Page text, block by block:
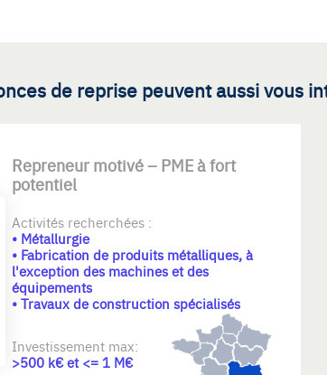
de reprise peuvent aussi vous
Repreneur motivé – PME à fort
potentiel
Activités recherchées :
• Métallurgie
• Fabrication de produits métalliques, à
l'exception des machines et des
équipements
• Travaux de construction spécialisés
Investissement max:
>500 k€ et <= 1 M€